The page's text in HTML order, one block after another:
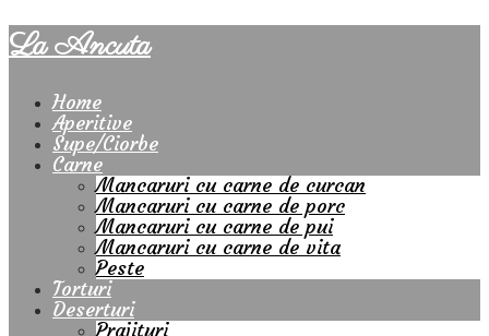
La Ancuta
Home
Aperitive
Supe/Ciorbe
Carne
Mancaruri cu carne de curcan
Mancaruri cu carne de porc
Mancaruri cu carne de pui
Mancaruri cu carne de vita
Peste
Torturi
Deserturi
Prajituri